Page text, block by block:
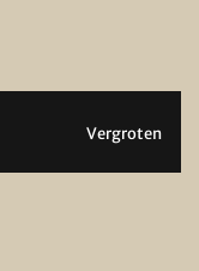
Vergroten